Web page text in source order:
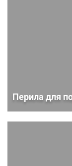
Перила для